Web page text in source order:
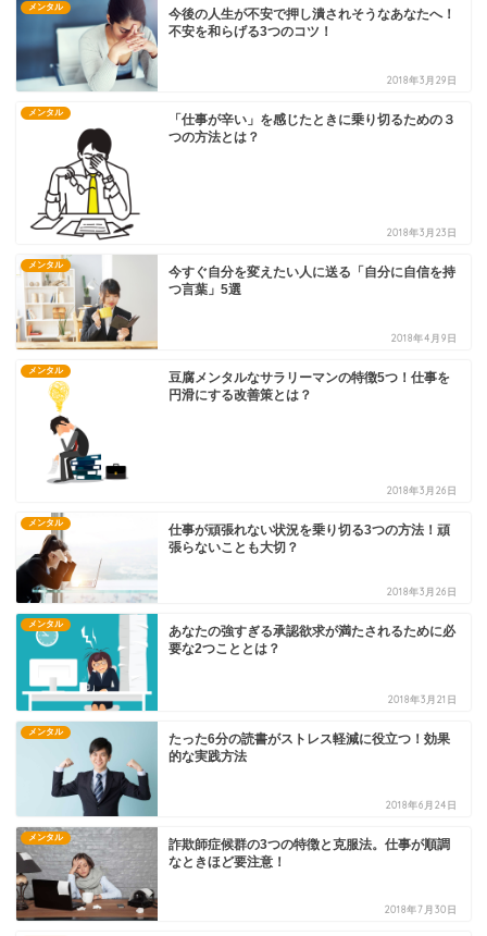
メンタル
今後の人生が不安で押し潰されそうなあなたへ！
不安を和らげる3つのコツ！
2018年3月29日
メンタル
「仕事が辛い」を感じたときに乗り切るための３
つの方法とは？
2018年3月23日
メンタル
今すぐ自分を変えたい人に送る「自分に自信を持
つ言葉」5選
2018年4月9日
メンタル
豆腐メンタルなサラリーマンの特徴5つ！仕事を
円滑にする改善策とは？
2018年3月26日
メンタル
仕事が頑張れない状況を乗り切る3つの方法！頑
張らないことも大切？
2018年3月26日
メンタル
あなたの強すぎる承認欲求が満たされるために必
要な2つこととは？
2018年3月21日
メンタル
たった6分の読書がストレス軽減に役立つ！効果
的な実践方法
2018年6月24日
メンタル
詐欺師症候群の3つの特徴と克服法。仕事が順調
なときほど要注意！
2018年7月30日